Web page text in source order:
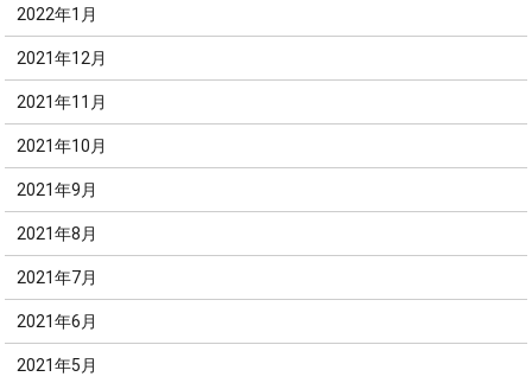
2022年1月
2021年12月
2021年11月
2021年10月
2021年9月
2021年8月
2021年7月
2021年6月
2021年5月